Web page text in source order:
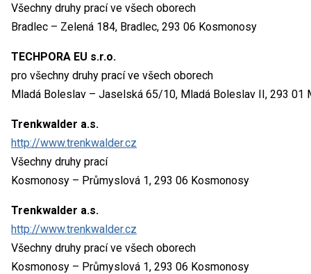
Všechny druhy prací ve všech oborech
Bradlec – Zelená 184, Bradlec, 293 06 Kosmonosy
TECHPORA EU s.r.o.
pro všechny druhy prací ve všech oborech
Mladá Boleslav – Jaselská 65/10, Mladá Boleslav II, 293 01
Trenkwalder a.s.
http://www.trenkwalder.cz
Všechny druhy prací
Kosmonosy – Průmyslová 1, 293 06 Kosmonosy
Trenkwalder a.s.
http://www.trenkwalder.cz
Všechny druhy prací ve všech oborech
Kosmonosy – Průmyslová 1, 293 06 Kosmonosy